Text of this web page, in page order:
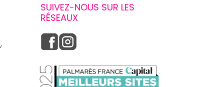
SUIVEZ-NOUS SUR LES
RÉSEAUX